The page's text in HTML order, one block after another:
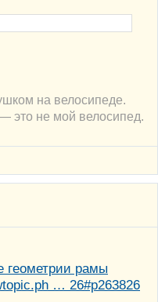
на велосипеде.
это не мой велосипед.
… 26#p263826